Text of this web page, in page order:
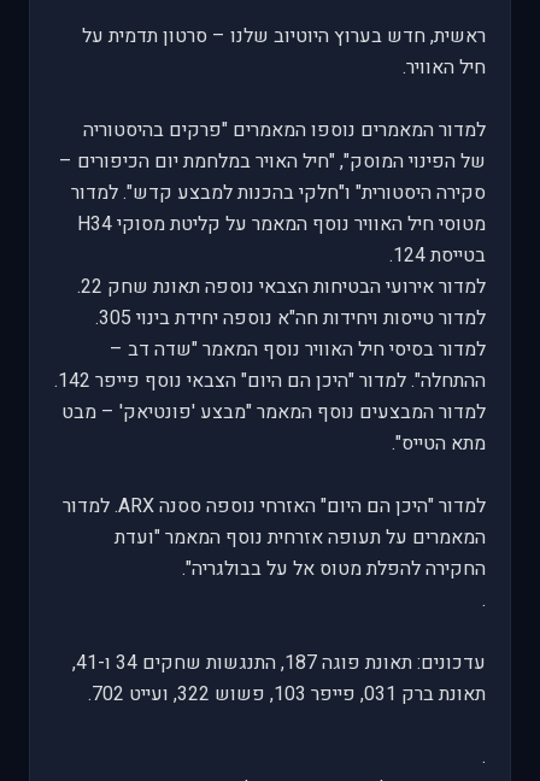
ראשית, חדש בערוץ היוטיוב שלנו – סרטון תדמית על
חיל האוויר.
למדור המאמרים נוספו המאמרים "פרקים בהיסטוריה
של הפינוי המוסק", "חיל האויר במלחמת יום הכיפורים –
סקירה היסטורית" ו"חלקי בהכנות למבצע קדש". למדור
מטוסי חיל האוויר נוסף המאמר על קליטת מסוקי H34
בטייסת 124.
למדור אירועי הבטיחות הצבאי נוספה תאונת שחק 22.
למדור טייסות ויחידות חה"א נוספה יחידת בינוי 305.
למדור בסיסי חיל האוויר נוסף המאמר "שדה דב –
ההתחלה". למדור "היכן הם היום" הצבאי נוסף פייפר 142.
למדור המבצעים נוסף המאמר "מבצע 'פונטיאק' – מבט
מתא הטייס".
למדור "היכן הם היום" האזרחי נוספה ססנה ARX. למדור
המאמרים על תעופה אזרחית נוסף המאמר "ועדת
החקירה להפלת מטוס אל על בבולגריה".
.
עדכונים: תאונת פוגה 187, התנגשות שחקים 34 ו-41,
תאונת ברק 031, פייפר 103, פשוש 322, ועייט 702.
.